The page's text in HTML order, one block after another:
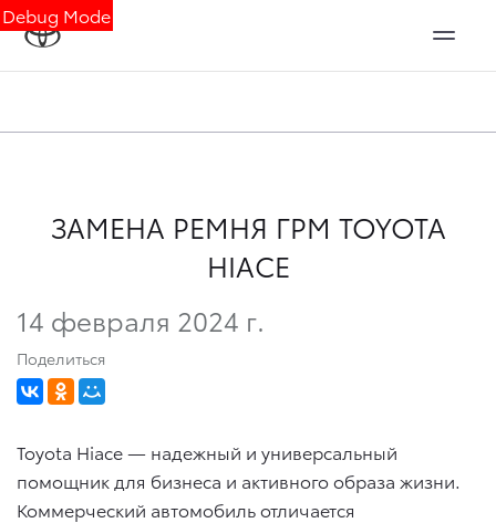
Debug Mode
ЗАМЕНА РЕМНЯ ГРМ TOYOTA
HIACE
14 февраля 2024 г.
Поделиться
Toyota Hiace — надежный и универсальный
помощник для бизнеса и активного образа жизни.
Коммерческий автомобиль отличается